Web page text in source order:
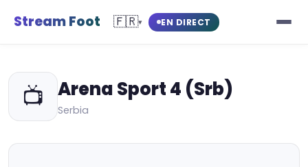
Stream Foot 🇫🇷▾ EN DIRECT
📺 Arena Sport 4 (Srb)
Serbia